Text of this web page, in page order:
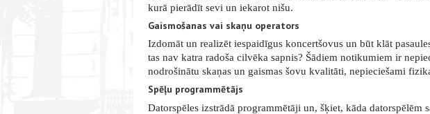
kurā pierādīt sevi un iekarot nišu.
Gaismošanas vai skaņu operators
Izdomāt un realizēt iespaidīgus koncertšovus un būt klāt
tas nav katra radoša cilvēka sapnis? Šādiem notikumiem ir
nodrošinātu skaņas un gaismas šovu kvalitāti, nepieciešami
Spēļu programmētājs
Datorspēles izstrādā programmētāji un, šķiet, kāda